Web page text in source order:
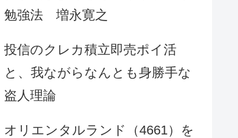
勉強法 増永寛之
投信のクレカ積立即売ポイ活
と、我ながらなんとも身勝手な
盗人理論
オリエンタルランド（4661）を